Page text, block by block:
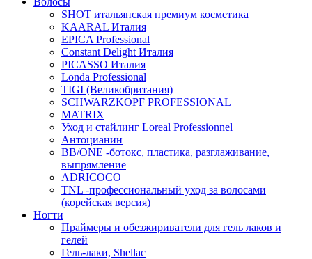
SHOT итальянская премиум косметика
KAARAL Италия
EPICA Professional
Constant Delight Италия
PICASSO Италия
Londa Professional
TIGI (Великобритания)
SCHWARZKOPF PROFESSIONAL
MATRIX
Уход и стайлинг Loreal Professionnel
Антоцианин
BB/ONE -ботокс, пластика, разглаживание,
выпрямление
ADRICOCO
TNL -профессиональный уход за волосами
(корейская версия)
Ногти
Праймеры и обезжириватели для гель лаков и
гелей
Гель-лаки, Shellac